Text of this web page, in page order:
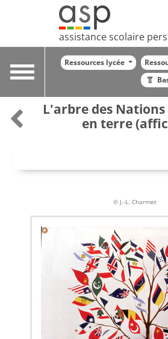
assistance scolaire
Toggle
Ressources lycée
L'arbre des
en terre
© J.-L. Charmet